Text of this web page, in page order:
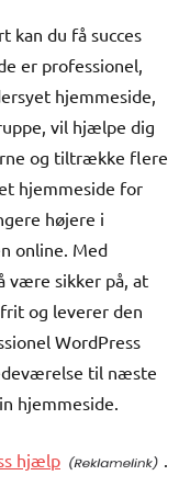
kan du få succes
er professionel,
hjemmeside,
vil hjælpe dig
og tiltrække flere
hjemmeside for
højere i
online. Med
være sikker på, at
og leverer den
WordPress
til næste
hjemmeside.
hjælp